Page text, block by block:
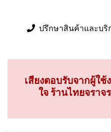
ปรึกษาสินค้าและบริ
เสียงตอบรับจากผู้ใ
ใจ ร้านไทยจรา